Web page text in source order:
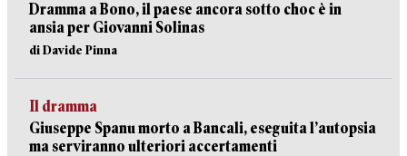
Dramma a Bono, il paese ancora sotto choc è in
ansia per Giovanni Solinas
di Davide Pinna
Il dramma
Giuseppe Spanu morto a Bancali, eseguita l’autopsia
ma serviranno ulteriori accertamenti